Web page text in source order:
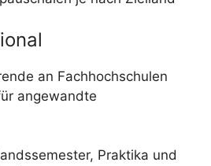
an Fachhochschulen
angewandte
Praktika und